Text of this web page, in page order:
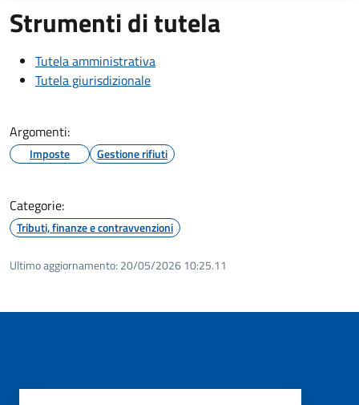
Strumenti di tutela
Tutela amministrativa
Tutela giurisdizionale
Argomenti:
Imposte Gestione rifiuti
Categorie:
Tributi, finanze e contravvenzioni
Ultimo aggiornamento: 20/05/2026 10:25.11